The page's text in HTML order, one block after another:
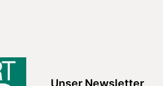
Unser Newsletter